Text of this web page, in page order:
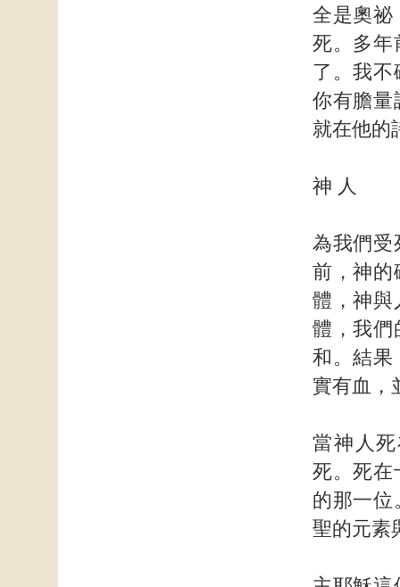
全是奧祕
死。多年
了。我
你有膽量
就在他的
神 人
為我們受
前，神的
體，神與
體，我們
和。結果
實有血，
當神人
死。死在
的那一位
聖的元素